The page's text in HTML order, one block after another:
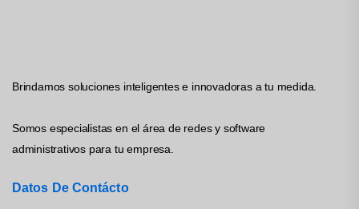
Brindamos soluciones inteligentes e innovadoras a tu medida.
Somos especialistas en el área de redes y software
administrativos para tu empresa.
Datos De Contácto